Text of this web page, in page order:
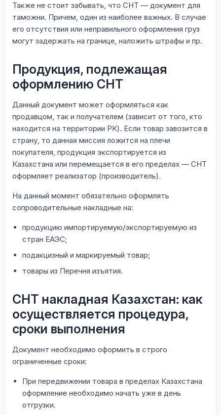
Также не стоит забывать, что СНТ — документ для
таможни. Причем, один из наиболее важных. В случае
его отсутствия или неправильного оформления груз
могут задержать на границе, наложить штрафы и пр.
Продукция, подлежащая
оформлению СНТ
Данный документ может оформляться как
продавцом, так и получателем (зависит от того, кто
находится на территории РК). Если товар завозится в
страну, то данная миссия ложится на плечи
покупателя, продукция экспортируется из
Казахстана или перемещается в его пределах — СНТ
оформляет реализатор (производитель).
На данный момент обязательно оформлять
сопроводительные накладные на:
продукцию импортируемую/экспортируемую из
стран ЕАЭС;
подакцизный и маркируемый товар;
товары из Перечня изъятия.
СНТ накладная Казахстан: как
осуществляется процедура,
сроки выполнения
Документ необходимо оформить в строго
ограниченные сроки:
При передвижении товара в пределах Казахстана
оформление необходимо начать уже в день
отгрузки.